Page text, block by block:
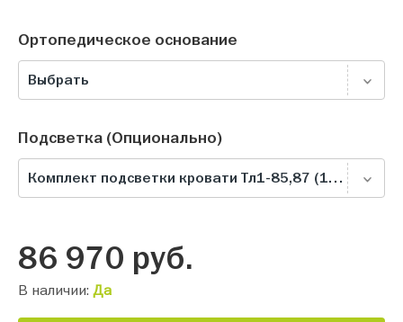
Ортопедическое основание
Выбрать
Подсветка (Опционально)
Комплект подсветки кровати Тл1-85,87 (1400), белая теплая
86 970 руб.
В наличии: Да